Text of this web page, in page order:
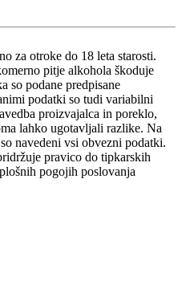
za otroke do 18 leta starosti.
pitje alkohola škoduje
so podane predpisane
podatki so tudi variabilni
proizvajalca in poreklo,
lahko ugotavljali razlike. Na
navedeni vsi obvezni podatki.
pravico do tipkarskih
pogojih poslovanja